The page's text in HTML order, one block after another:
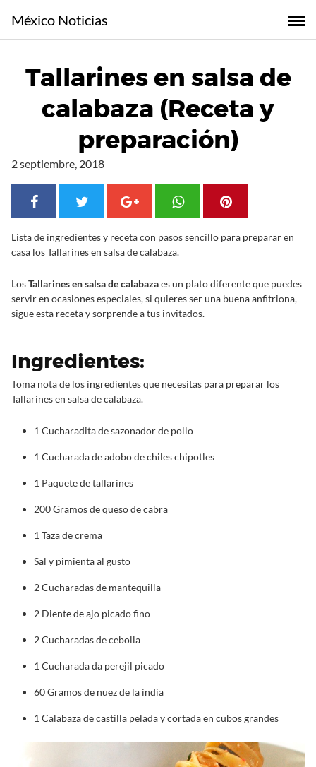
l
México Noticias
Tallarines en salsa de
calabaza (Receta y
preparación)
2 septiembre, 2018
Lista de ingredientes y receta con pasos sencillo para preparar en
casa los Tallarines en salsa de calabaza.
LosTallarines en salsa de calabazaes un plato diferente que puedes
servir en ocasiones especiales, si quieres ser una buena anfitriona,
sigue esta receta y sorprende a tus invitados.
Ingredientes:
Toma nota de los ingredientes que necesitas para preparar los
Tallarines en salsa de calabaza.
1 Cucharadita de sazonador de pollo
1 Cucharada de adobo de chiles chipotles
1 Paquete de tallarines
200 Gramos de queso de cabra
1 Taza de crema
Sal y pimienta al gusto
2 Cucharadas de mantequilla
2 Diente de ajo picado fino
2 Cucharadas de cebolla
1 Cucharada da perejil picado
60 Gramos de nuez de la india
1 Calabaza de castilla pelada y cortada en cubos grandes